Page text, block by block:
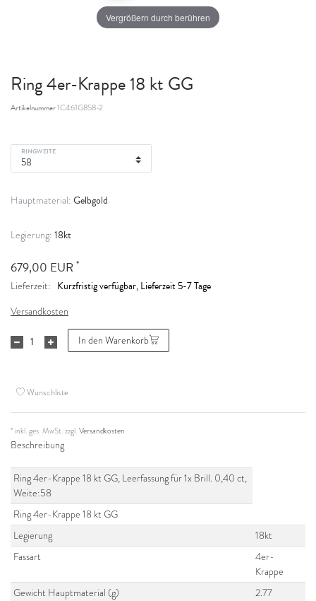
Vergrößern durch berühren
Ring 4er-Krappe 18 kt GG
Artikelnummer1C461G858-2
RINGWEITE
Hauptmaterial: Gelbgold
Legierung: 18kt
679,00 EUR *
Lieferzeit: Kurzfristig verfügbar, Lieferzeit 5-7 Tage
Versandkosten
In den Warenkorb
Wunschliste
* inkl. ges. MwSt. zzgl.Versandkosten
Beschreibung
Ring 4er-Krappe 18 kt GG, Leerfassung für 1x Brill. 0,40 ct,
Weite:58
Ring 4er-Krappe 18 kt GG
Legierung
18kt
Fassart
4er-
Krappe
Gewicht Hauptmaterial (g)
2.77